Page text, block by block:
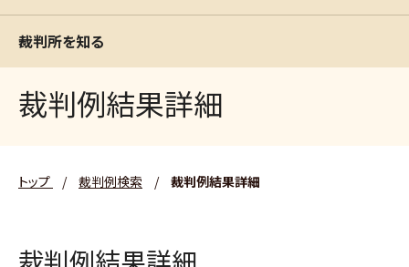
裁判所を知る
裁判例結果詳細
トップ / 裁判例検索 / 裁判例結果詳細